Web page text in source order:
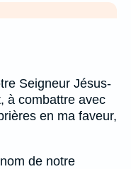
Seigneur Jésus-
à combattre avec
en ma faveur,
de notre